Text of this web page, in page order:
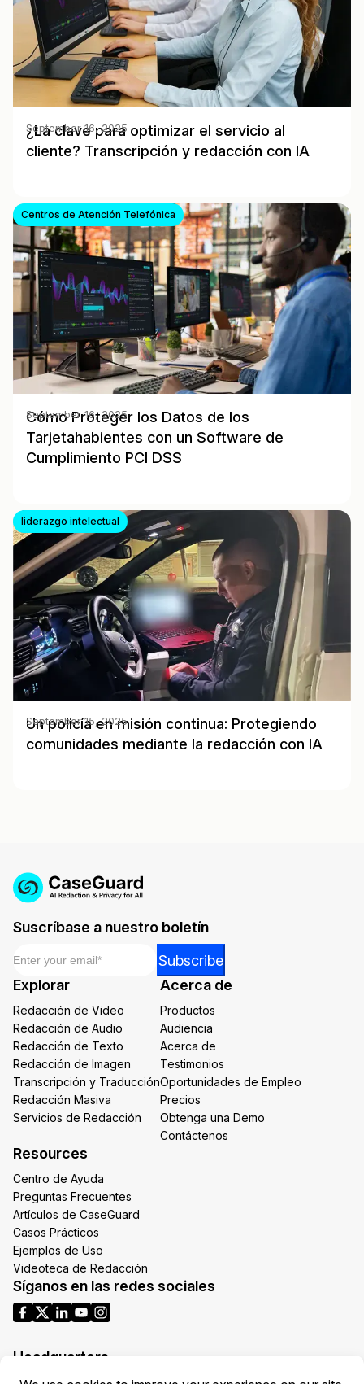
¿La clave para optimizar el servicio al
cliente? Transcripción y redacción con IA
September 16, 2025
Centros de Atención Telefónica
Cómo Proteger los Datos de los
Tarjetahabientes con un Software de
Cumplimiento PCI DSS
September 16, 2025
liderazgo intelectual
Un policía en misión continua: Protegiendo
comunidades mediante la redacción con IA
September 15, 2025
Suscríbase a nuestro boletín
Email
Subscribe
Explorar
Redacción de Video
Redacción de Audio
Redacción de Texto
Redacción de Imagen
Transcripción y Traducción
Redacción Masiva
Servicios de Redacción
Acerca de
Productos
Audiencia
Acerca de
Testimonios
Oportunidades de Empleo
Precios
Obtenga una Demo
Contáctenos
Resources
Centro de Ayuda
Preguntas Frecuentes
Artículos de CaseGuard
Casos Prácticos
Ejemplos de Uso
Videoteca de Redacción
Síganos en las redes sociales
Headquarters